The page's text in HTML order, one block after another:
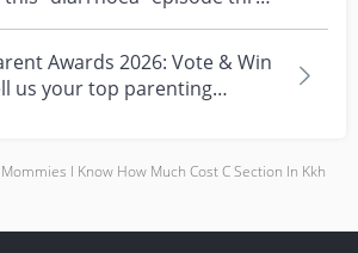
Awards 2026: Vote & Win
us your top parenting
Mommies I Know How Much Cost C Section In Kkh